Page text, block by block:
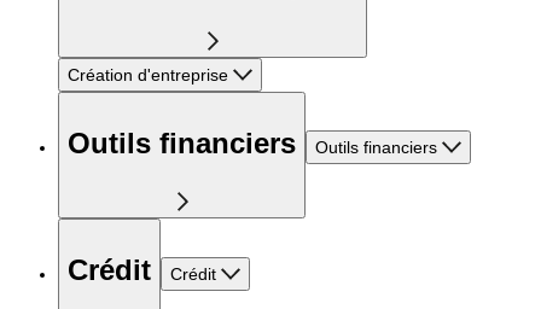
Création d'entreprise
Outils financiers Outils financiers
Crédit Crédit